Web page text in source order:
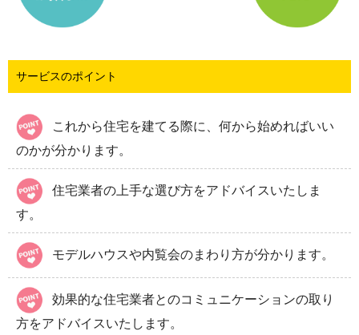
サービスのポイント
これから住宅を建てる際に、何から始めればいい
のかが分かります。
住宅業者の上手な選び方をアドバイスいたしま
す。
モデルハウスや内覧会のまわり方が分かります。
効果的な住宅業者とのコミュニケーションの取り
方をアドバイスいたします。